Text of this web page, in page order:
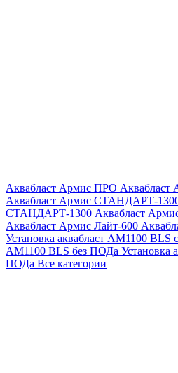
Аквабласт Армис ПРО
Аквабласт Армис СТАНДАРТ-
СТАНДАРТ-1300 Аквабласт
Аквабласт Армис Лайт-600
Установка аквабласт AM1100
AM1100 BLS без ПОДа Установка
ПОДа Все категории